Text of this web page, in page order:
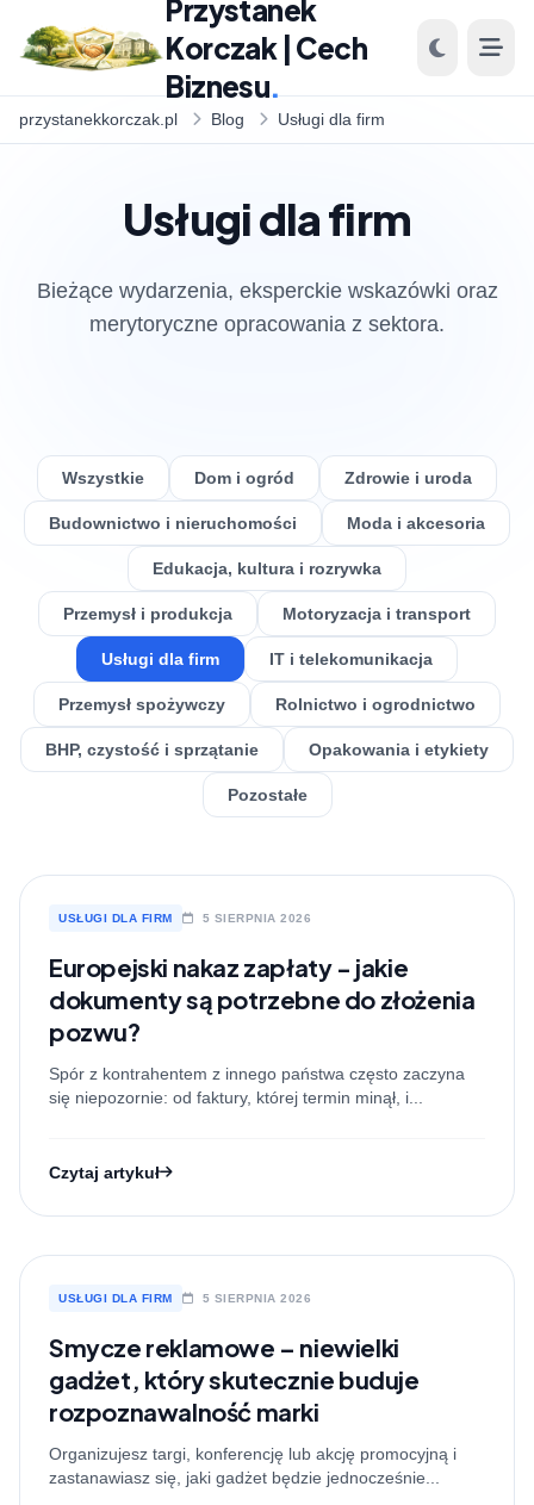
Przystanek
Korczak | Cech
Biznesu.
przystanekkorczak.pl Blog Usługi dla firm
Usługi dla firm
Bieżące wydarzenia, eksperckie wskazówki oraz
merytoryczne opracowania z sektora.
Wszystkie Dom i ogród Zdrowie i uroda
Budownictwo i nieruchomości Moda i akcesoria
Edukacja, kultura i rozrywka
Przemysł i produkcja Motoryzacja i transport
Usługi dla firm IT i telekomunikacja
Przemysł spożywczy Rolnictwo i ogrodnictwo
BHP, czystość i sprzątanie Opakowania i etykiety
Pozostałe
USŁUGI DLA FIRM 5 SIERPNIA 2026
Europejski nakaz zapłaty - jakie
dokumenty są potrzebne do złożenia
pozwu?
Spór z kontrahentem z innego państwa często zaczyna
się niepozornie: od faktury, której termin minął, i...
Czytaj artykuł
USŁUGI DLA FIRM 5 SIERPNIA 2026
Smycze reklamowe – niewielki
gadżet, który skutecznie buduje
rozpoznawalność marki
Organizujesz targi, konferencję lub akcję promocyjną i
zastanawiasz się, jaki gadżet będzie jednocześnie...